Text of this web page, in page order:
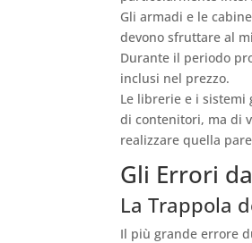
Gli armadi e le
devono sfruttare al
Durante il periodo
inclusi nel prezzo.
Le librerie e i
di contenitori, ma di
realizzare quella
Gli Errori
La Trappola
Il più grande errore